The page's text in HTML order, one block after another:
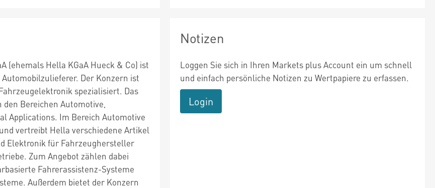
(ehemals Hella KGaA Hueck & Co) ist
Der Konzern ist
spezialisiert. Das
Bereichen Automotive,
Applications. Im Bereich Automotive
vertreibt Hella verschiedene Artikel
Elektronik für Fahrzeughersteller
Zum Angebot zählen dabei
Fahrerassistenz-Systeme
Außerdem bietet der Konzern
Notizen
Loggen Sie sich in Ihren Markets plus Account ein um schnell
und einfach persönliche Notizen zu Wertpapiere zu erfassen.
Login